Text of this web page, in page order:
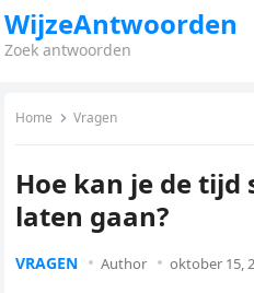
WijzeAntwoorden
Zoek antwoorden
Home Vragen
Hoe kan je de
laten gaan?
VRAGEN Author oktober 15,